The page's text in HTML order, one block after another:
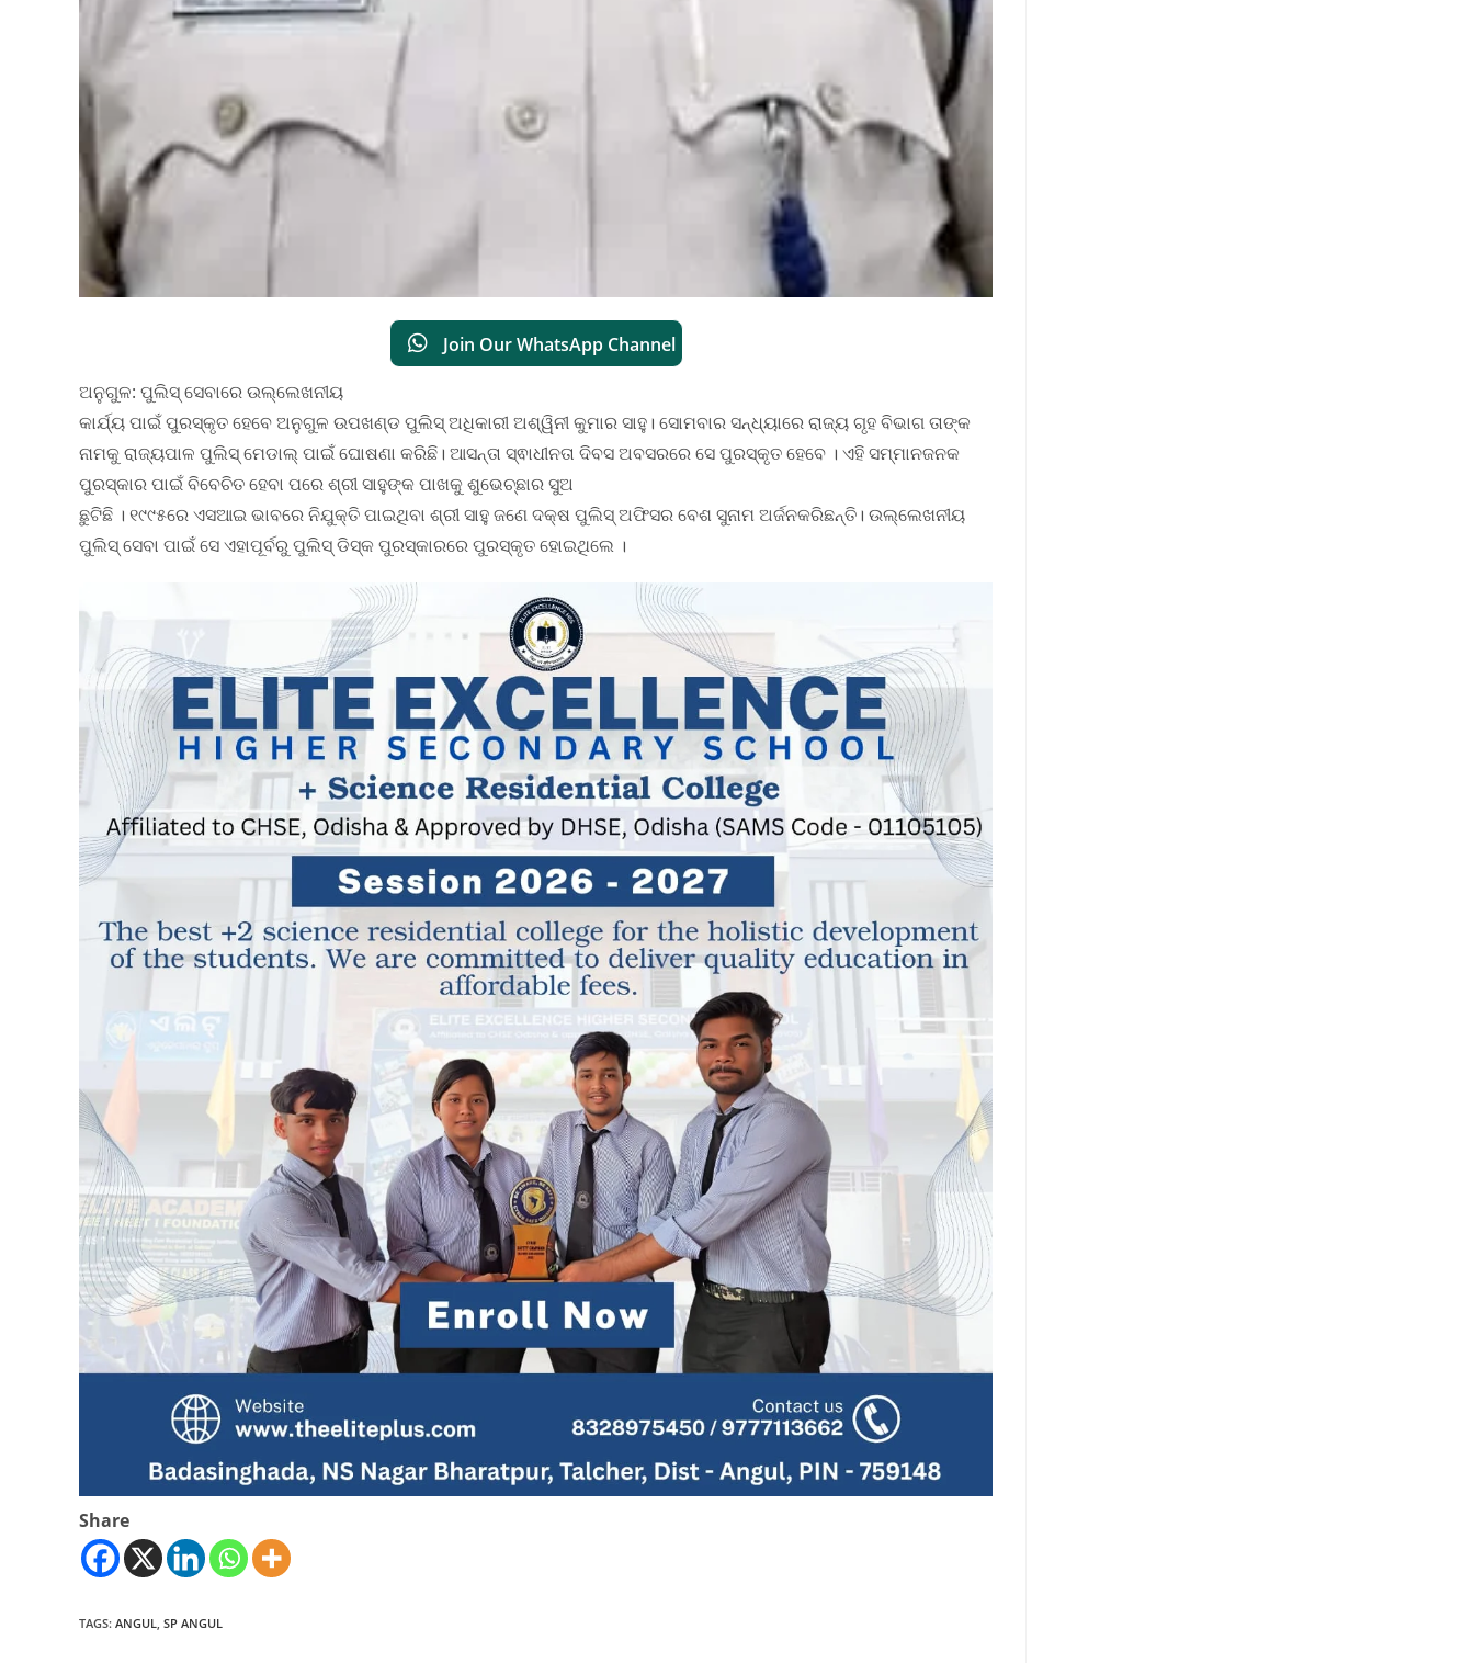
Join Our WhatsApp Channel
ଅନୁଗୁଳ: ପୁଲିସ୍ ସେବାରେ ଉଲ୍ଲେଖନୀୟ
କାର୍ଯ୍ୟ ପାଇଁ ପୁରସ୍କୃତ ହେବେ ଅନୁଗୁଳ ଉପଖଣ୍ଡ ପୁଲିସ୍ ଅଧିକାରୀ ଅଶ୍ୱିନୀ କୁମାର ସାହୁ। ସୋମବାର ସନ୍ଧ୍ୟାରେ ରାଜ୍ୟ ଗୃହ ବିଭାଗ ତାଙ୍କ
ନାମକୁ ରାଜ୍ୟପାଳ ପୁଲିସ୍ ମେଡାଲ୍ ପାଇଁ ଘୋଷଣା କରିଛି। ଆସନ୍ତା ସ୍ଵାଧୀନତା ଦିବସ ଅବସରରେ ସେ ପୁରସ୍କୃତ ହେବେ । ଏହି ସମ୍ମାନଜନକ
ପୁରସ୍କାର ପାଇଁ ବିବେଚିତ ହେବା ପରେ ଶ୍ରୀ ସାହୁଙ୍କ ପାଖକୁ ଶୁଭେଚ୍ଛାର ସୁଅ
ଛୁଟିଛି । ୧୯୯୫ରେ ଏସଆଇ ଭାବରେ ନିଯୁକ୍ତି ପାଇଥିବା ଶ୍ରୀ ସାହୁ ଜଣେ ଦକ୍ଷ ପୁଲିସ୍ ଅଫିସର ବେଶ ସୁନାମ ଅର୍ଜନକରିଛନ୍ତି। ଉଲ୍ଲେଖନୀୟ
ପୁଲିସ୍ ସେବା ପାଇଁ ସେ ଏହାପୂର୍ବରୁ ପୁଲିସ୍ ଡିସ୍କ ପୁରସ୍କାରରେ ପୁରସ୍କୃତ ହୋଇଥିଲେ ।
Share
TAGS: ANGUL, SP ANGUL